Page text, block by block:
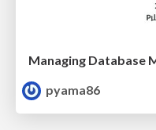
pyama86